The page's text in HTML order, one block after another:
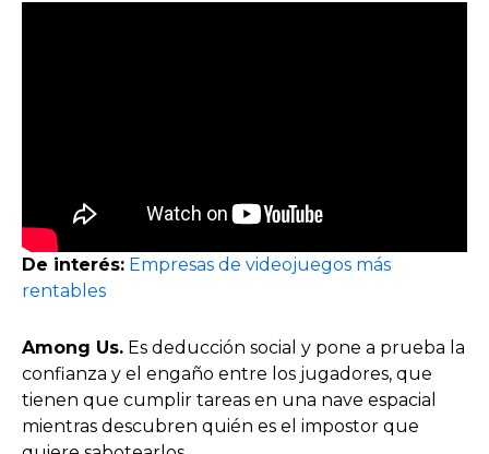
De interés: Empresas de videojuegos más
rentables
Among Us. Es deducción social y pone a prueba la
confianza y el engaño entre los jugadores, que
tienen que cumplir tareas en una nave espacial
mientras descubren quién es el impostor que